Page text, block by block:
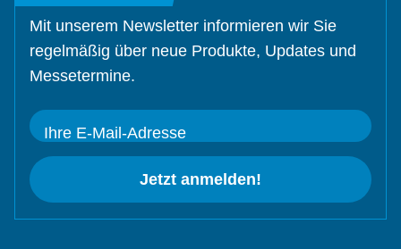
Mit unserem Newsletter informieren wir Sie
regelmäßig über neue Produkte, Updates und
Messetermine.
Ihre E-Mail-Adresse
Jetzt anmelden!